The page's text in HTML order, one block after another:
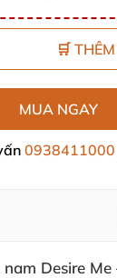
🛒
MUA NGAY
0938411000
Desire